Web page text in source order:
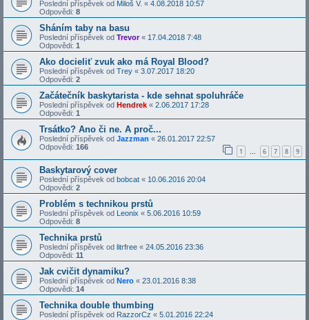
Poslední příspěvek od Miloš V. « 4.08.2018 10:57
Odpovědi: 8
Sháním taby na basu
Poslední příspěvek od Trevor« 17.04.2018 7:48
Odpovědi: 1
Ako docieliť zvuk ako má Royal Blood?
Poslední příspěvek od Trey « 3.07.2017 18:20
Odpovědi: 2
Začátečník baskytarista - kde sehnat spoluhráče
Poslední příspěvek od Hendrek « 2.06.2017 17:28
Odpovědi: 1
Trsátko? Ano či ne. A proč...
Poslední příspěvek od Jazzman « 26.01.2017 22:57
Odpovědi: 166 1 … 6 7 8 9
Baskytarový cover
Poslední příspěvek od bobcat « 10.06.2016 20:04
Odpovědi: 2
Problém s technikou prstů
Poslední příspěvek od Leonix « 5.06.2016 10:59
Odpovědi: 8
Technika prstů
Poslední příspěvek od litrfree « 24.05.2016 23:36
Odpovědi: 11
Jak cvičit dynamiku?
Poslední příspěvek od Nero « 23.01.2016 8:38
Odpovědi: 14
Technika double thumbing
Poslední příspěvek od RazzorCz « 5.01.2016 22:24